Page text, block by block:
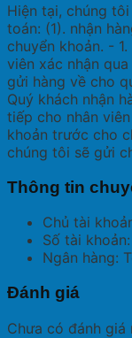
Hiện tại, chúng
toán: (1). nhận
chuyển khoản. -
viên xác nhận
gửi hàng về cho
Quý khách nhận
tiếp cho nhân
khoản trước cho
chúng tôi sẽ gửi
Thông tin
Chủ tài
Số tài
Ngân hàng:
Đánh giá
Chưa có đánh giá